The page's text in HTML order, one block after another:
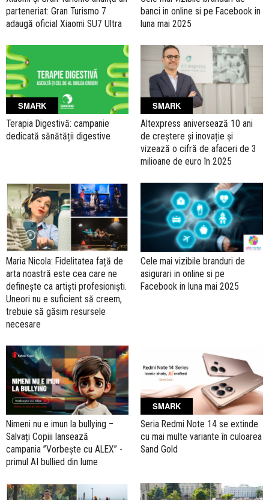
parteneriat: Gran Turismo 7
adaugă oficial Xiaomi SU7 Ultra
banci in online si pe Facebook in
luna mai 2025
SMARK
Terapia Digestivă: campanie
dedicată sănătății digestive
SMARK
Altexpress aniversează 10 ani
de creștere și inovație și
vizează o cifră de afaceri de 3
milioane de euro în 2025
Maria Nicola: Fidelitatea față de
arta noastră este cea care ne
definește ca artiști profesioniști.
Uneori nu e suficient să creem,
trebuie să găsim resursele
necesare
Cele mai vizibile branduri de
asigurari in online si pe
Facebook in luna mai 2025
Nimeni nu e imun la bullying –
Salvați Copiii lansează
campania ”Vorbește cu ALEX” -
primul AI bullied din lume
SMARK
Seria Redmi Note 14 se extinde
cu mai multe variante în culoarea
Sand Gold